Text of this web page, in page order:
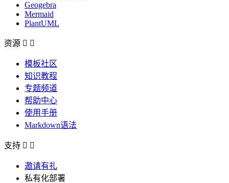
Geogebra
Mermaid
PlantUML
资源  
模板社区
知识教程
专题频道
帮助中心
使用手册
Markdown语法
支持  
邀请有礼
私有化部署